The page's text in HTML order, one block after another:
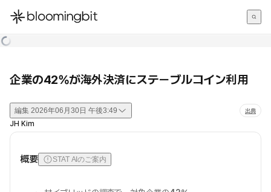
한국어
企業の42%が海外決済にステーブルコイン利用
編集 2026年06月30日 午後3:49 出典
JH Kim
概要 STAT AIのご案内